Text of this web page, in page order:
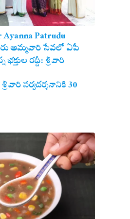
Ayanna Patrudu
అమ్మవారి సేవలో ఏపీ
దర్శించుకున్న
రద్దీ: శ్రీవారి
సర్వదర్శనానికి 30